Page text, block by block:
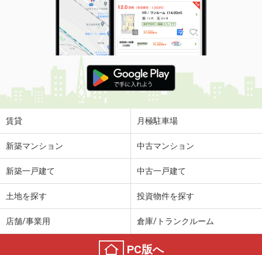
賃貸 月極駐車場
新築マンション 中古マンション
新築一戸建て 中古一戸建て
土地を探す 投資物件を探す
店舗/事業用 倉庫/トランクルーム
PC版へ